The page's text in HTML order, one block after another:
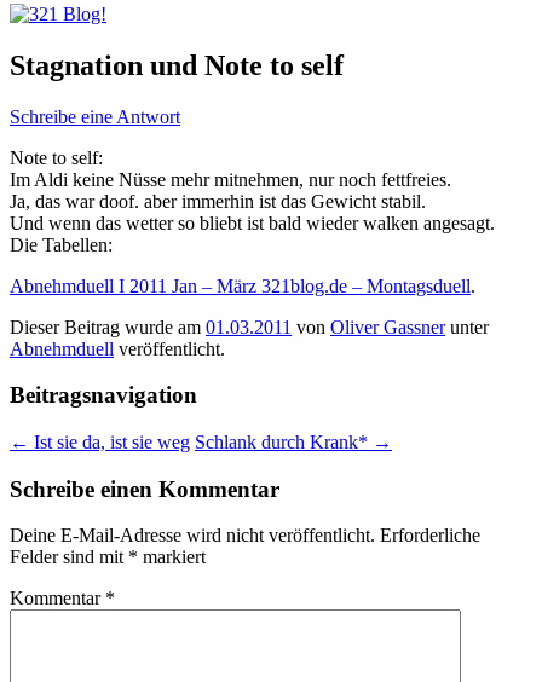
Stagnation und Note to self
Schreibe eine Antwort
Note to self:
Im Aldi keine Nüsse mehr mitnehmen, nur noch fettfreies.
Ja, das war doof. aber immerhin ist das Gewicht stabil.
Und wenn das wetter so bliebt ist bald wieder walken angesagt.
Die Tabellen:
Abnehmduell I 2011 Jan – März 321blog.de – Montagsduell.
Dieser Beitrag wurde am 01.03.2011 von Oliver Gassnerunter
Abnehmduell veröffentlicht.
Beitragsnavigation
← Ist sie da, ist sie weg Schlank durch Krank* →
Schreibe einen Kommentar
Deine E-Mail-Adresse wird nicht veröffentlicht. Erforderliche
Felder sind mit * markiert
Kommentar *